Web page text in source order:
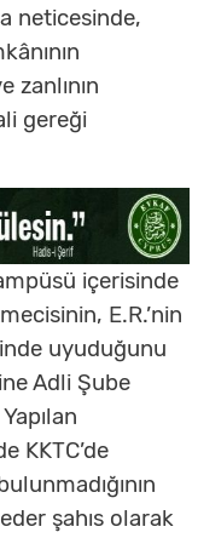
neticesinde,
zanlının
gereği
içerisinde
E.R.’nin
uyuduğunu
Adli Şube
KKTC’de
şahıs olarak